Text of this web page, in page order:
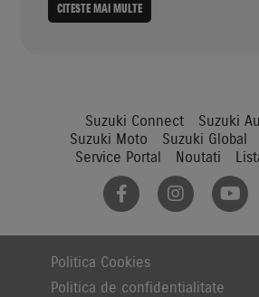
CITESTE MAI MULTE
Suzuki Connect
Suzuki
Suzuki Moto
Suzuki Global
Service Portal
Noutati
Politica Cookies
Politica de confidentialitate